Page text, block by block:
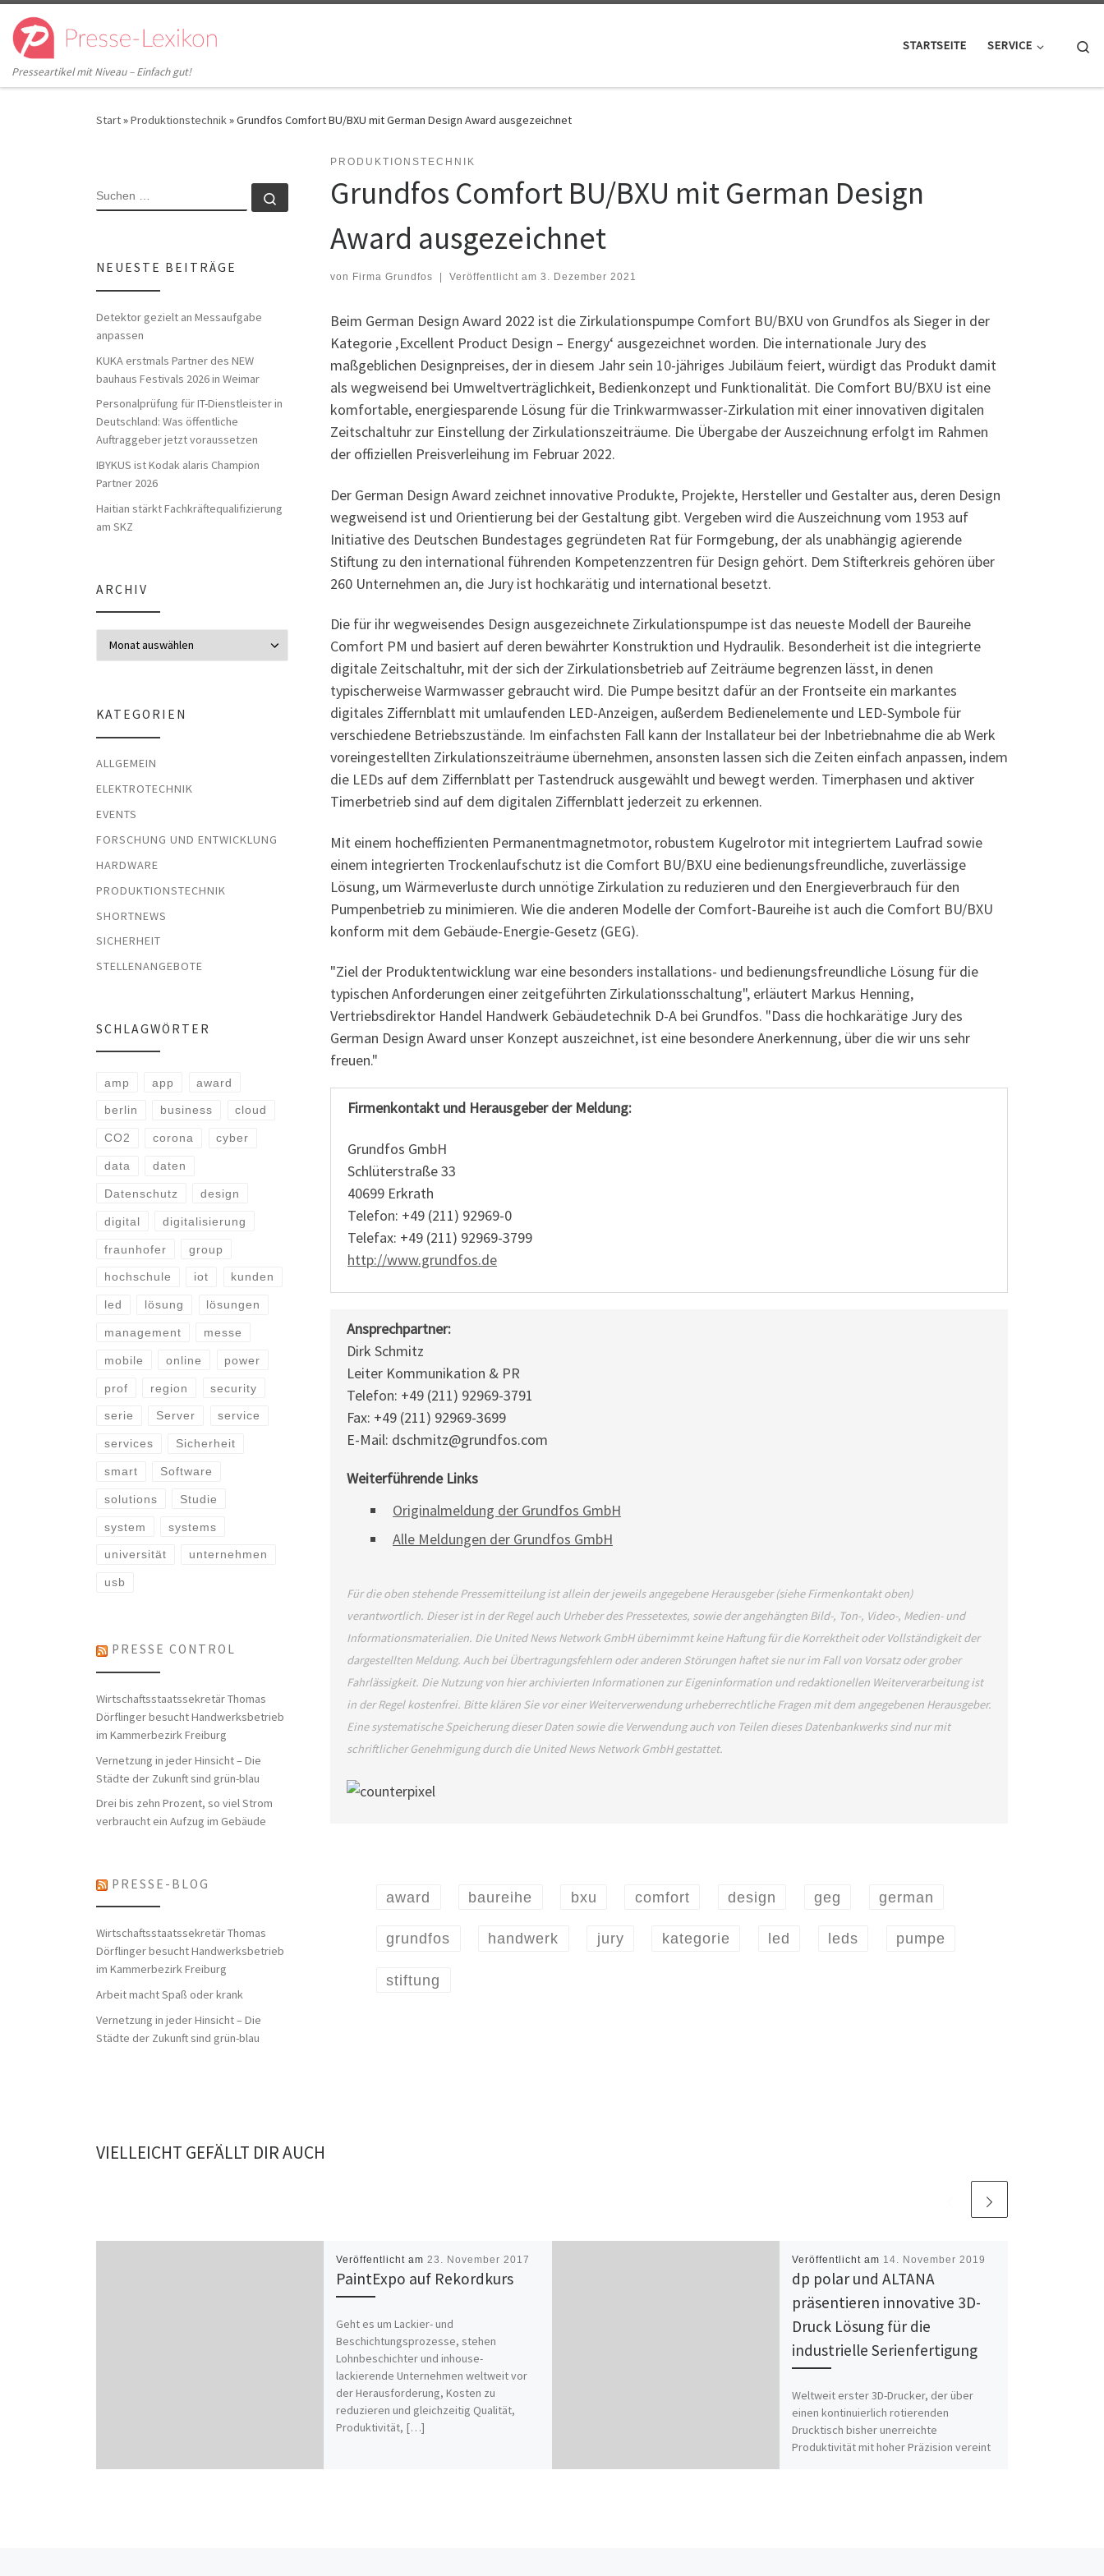
Zum Inhalt springen
Presseartikel mit Niveau – Einfach gut!
STARTSEITE SERVICE
Start»Produktionstechnik»Grundfos Comfort BU/BXU mit German Design Award ausgezeichnet
PRODUKTIONSTECHNIK
Grundfos Comfort BU/BXU mit German Design
Award ausgezeichnet
von Firma Grundfos Veröffentlicht am 3. Dezember 2021
Beim German Design Award 2022 ist die Zirkulationspumpe Comfort BU/BXU von Grundfos als Sieger in der
Kategorie ‚Excellent Product Design – Energy‘ ausgezeichnet worden. Die internationale Jury des
maßgeblichen Designpreises, der in diesem Jahr sein 10-jähriges Jubiläum feiert, würdigt das Produkt damit
als wegweisend bei Umweltverträglichkeit, Bedienkonzept und Funktionalität. Die Comfort BU/BXU ist eine
komfortable, energiesparende Lösung für die Trinkwarmwasser-Zirkulation mit einer innovativen digitalen
Zeitschaltuhr zur Einstellung der Zirkulationszeiträume. Die Übergabe der Auszeichnung erfolgt im Rahmen
der offiziellen Preisverleihung im Februar 2022.
Der German Design Award zeichnet innovative Produkte, Projekte, Hersteller und Gestalter aus, deren Design
wegweisend ist und Orientierung bei der Gestaltung gibt. Vergeben wird die Auszeichnung vom 1953 auf
Initiative des Deutschen Bundestages gegründeten Rat für Formgebung, der als unabhängig agierende
Stiftung zu den international führenden Kompetenzzentren für Design gehört. Dem Stifterkreis gehören über
260 Unternehmen an, die Jury ist hochkarätig und international besetzt.
Die für ihr wegweisendes Design ausgezeichnete Zirkulationspumpe ist das neueste Modell der Baureihe
Comfort PM und basiert auf deren bewährter Konstruktion und Hydraulik. Besonderheit ist die integrierte
digitale Zeitschaltuhr, mit der sich der Zirkulationsbetrieb auf Zeiträume begrenzen lässt, in denen
typischerweise Warmwasser gebraucht wird. Die Pumpe besitzt dafür an der Frontseite ein markantes
digitales Ziffernblatt mit umlaufenden LED-Anzeigen, außerdem Bedienelemente und LED-Symbole für
verschiedene Betriebszustände. Im einfachsten Fall kann der Installateur bei der Inbetriebnahme die ab Werk
voreingestellten Zirkulationszeiträume übernehmen, ansonsten lassen sich die Zeiten einfach anpassen, indem
die LEDs auf dem Ziffernblatt per Tastendruck ausgewählt und bewegt werden. Timerphasen und aktiver
Timerbetrieb sind auf dem digitalen Ziffernblatt jederzeit zu erkennen.
Mit einem hocheffizienten Permanentmagnetmotor, robustem Kugelrotor mit integriertem Laufrad sowie
einem integrierten Trockenlaufschutz ist die Comfort BU/BXU eine bedienungsfreundliche, zuverlässige
Lösung, um Wärmeverluste durch unnötige Zirkulation zu reduzieren und den Energieverbrauch für den
Pumpenbetrieb zu minimieren. Wie die anderen Modelle der Comfort-Baureihe ist auch die Comfort BU/BXU
konform mit dem Gebäude-Energie-Gesetz (GEG).
"Ziel der Produktentwicklung war eine besonders installations- und bedienungsfreundliche Lösung für die
typischen Anforderungen einer zeitgeführten Zirkulationsschaltung", erläutert Markus Henning,
Vertriebsdirektor Handel Handwerk Gebäudetechnik D-A bei Grundfos. "Dass die hochkarätige Jury des
German Design Award unser Konzept auszeichnet, ist eine besondere Anerkennung, über die wir uns sehr
freuen."
Firmenkontakt und Herausgeber der Meldung:
Grundfos GmbH
Schlüterstraße 33
40699 Erkrath
Telefon: +49 (211) 92969-0
Telefax: +49 (211) 92969-3799
http://www.grundfos.de
Ansprechpartner:
Dirk Schmitz
Leiter Kommunikation & PR
Telefon: +49 (211) 92969-3791
Fax: +49 (211) 92969-3699
E-Mail: dschmitz@grundfos.com
Weiterführende Links
Originalmeldung der Grundfos GmbH
Alle Meldungen der Grundfos GmbH
Für die oben stehende Pressemitteilung ist allein der jeweils angegebene Herausgeber (siehe Firmenkontakt oben)
verantwortlich. Dieser ist in der Regel auch Urheber des Pressetextes, sowie der angehängten Bild-, Ton-, Video-, Medien- und
Informationsmaterialien. Die United News Network GmbH übernimmt keine Haftung für die Korrektheit oder Vollständigkeit der
dargestellten Meldung. Auch bei Übertragungsfehlern oder anderen Störungen haftet sie nur im Fall von Vorsatz oder grober
Fahrlässigkeit. Die Nutzung von hier archivierten Informationen zur Eigeninformation und redaktionellen Weiterverarbeitung ist
in der Regel kostenfrei. Bitte klären Sie vor einer Weiterverwendung urheberrechtliche Fragen mit dem angegebenen Herausgeber.
Eine systematische Speicherung dieser Daten sowie die Verwendung auch von Teilen dieses Datenbankwerks sind nur mit
schriftlicher Genehmigung durch die United News Network GmbH gestattet.
award baureihe bxu comfort design geg german
grundfos handwerk jury kategorie led leds pumpe
stiftung
VIELLEICHT GEFÄLLT DIR AUCH
Veröffentlicht am 23. November 2017
PaintExpo auf Rekordkurs
Geht es um Lackier- und
Beschichtungsprozesse, stehen
Lohnbeschichter und inhouse-
lackierende Unternehmen weltweit vor
der Herausforderung, Kosten zu
reduzieren und gleichzeitig Qualität,
Produktivität, […]
Veröffentlicht am 14. November 2019
dp polar und ALTANA
präsentieren innovative 3D-
Druck Lösung für die
industrielle Serienfertigung
Weltweit erster 3D-Drucker, der über
einen kontinuierlich rotierenden
Drucktisch bisher unerreichte
Produktivität mit hoher Präzision vereint
SUCHE Suchen …
NEUESTE BEITRÄGE
Detektor gezielt an Messaufgabe
anpassen
KUKA erstmals Partner des NEW
bauhaus Festivals 2026 in Weimar
Personalprüfung für IT-Dienstleister in
Deutschland: Was öffentliche
Auftraggeber jetzt voraussetzen
IBYKUS ist Kodak alaris Champion
Partner 2026
Haitian stärkt Fachkräftequalifizierung
am SKZ
ARCHIV
KATEGORIEN
ALLGEMEIN
ELEKTROTECHNIK
EVENTS
FORSCHUNG UND ENTWICKLUNG
HARDWARE
PRODUKTIONSTECHNIK
SHORTNEWS
SICHERHEIT
STELLENANGEBOTE
SCHLAGWÖRTER
amp app award
berlin business cloud
CO2 corona cyber
data daten
Datenschutz design
digital digitalisierung
fraunhofer group
hochschule iot kunden
led lösung lösungen
management messe
mobile online power
prof region security
serie Server service
services Sicherheit
smart Software
solutions Studie
system systems
universität unternehmen
usb
PRESSE CONTROL
Wirtschaftsstaatssekretär Thomas
Dörflinger besucht Handwerksbetrieb
im Kammerbezirk Freiburg
Vernetzung in jeder Hinsicht – Die
Städte der Zukunft sind grün-blau
Drei bis zehn Prozent, so viel Strom
verbraucht ein Aufzug im Gebäude
PRESSE-BLOG
Wirtschaftsstaatssekretär Thomas
Dörflinger besucht Handwerksbetrieb
im Kammerbezirk Freiburg
Arbeit macht Spaß oder krank
Vernetzung in jeder Hinsicht – Die
Städte der Zukunft sind grün-blau